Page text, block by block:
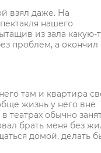
взял даже. На
нашего
из зала какую-
проблем, а окончил
там и квартира
жизнь у него вне
театрах обычно
брать меня без
домой, делать